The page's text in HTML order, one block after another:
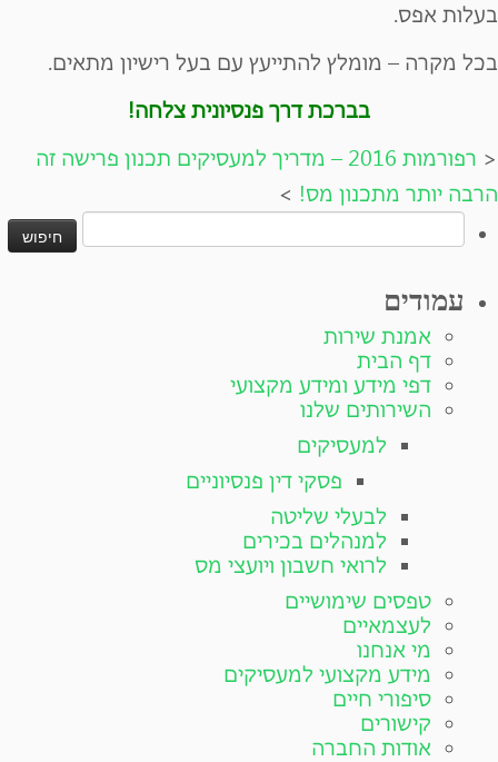
בעלות אפס.
בכל מקרה – מומלץ להתייעץ עם בעל רישיון מתאים.
בברכת דרך פנסיונית צלחה!
< רפורמות 2016 – מדריך למעסיקים
תכנון פרישה זה
הרבה יותר מתכנון מס! >
עמודים
אמנת שירות
דף הבית
דפי מידע ומידע מקצועי
השירותים שלנו
למעסיקים
פסקי דין פנסיוניים
לבעלי שליטה
למנהלים בכירים
לרואי חשבון ויועצי מס
טפסים שימושיים
לעצמאיים
מי אנחנו
מידע מקצועי למעסיקים
סיפורי חיים
קישורים
אודות החברה